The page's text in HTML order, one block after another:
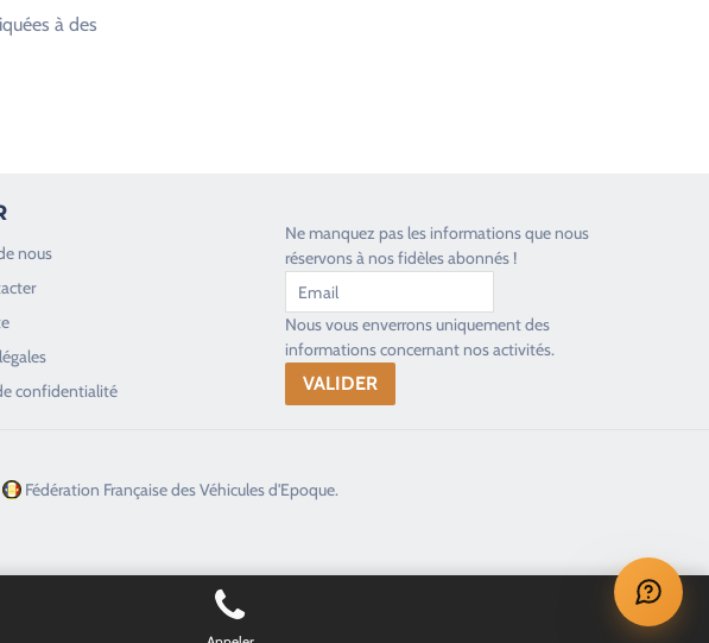
à des
nous
confidentialité
Ne manquez pas les informations que nous
réservons à nos fidèles abonnés !
Nous vous enverrons uniquement des
informations concernant nos activités.
Fédération Française des Véhicules d'Epoque.